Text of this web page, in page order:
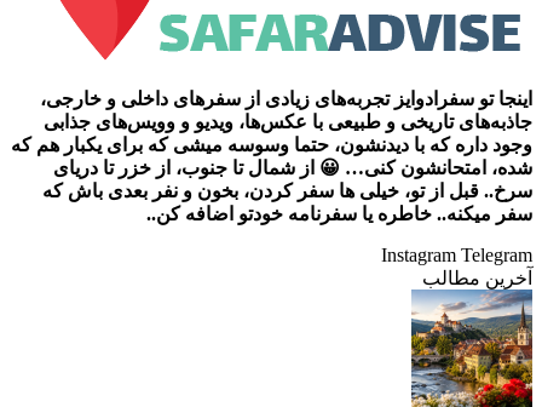
اینجا تو سفرادوایز تجربه‌های زیادی از سفرهای داخلی و خارجی،
جاذبه‌های تاریخی و طبیعی با عکس‌ها، ویدیو و وویس‌های جذابی
وجود داره که با دیدنشون، حتما وسوسه میشی که برای یکبار هم که
شده، امتحانشون کنی… 😀 از شمال تا جنوب، از خزر تا دریای
سرخ.. قبل از تو، خیلی ها سفر کردن، بخون و نفر بعدی باش که
سفر میکنه.. خاطره یا سفرنامه خودتو اضافه کن..
Instagram Telegram
آخرین مطالب